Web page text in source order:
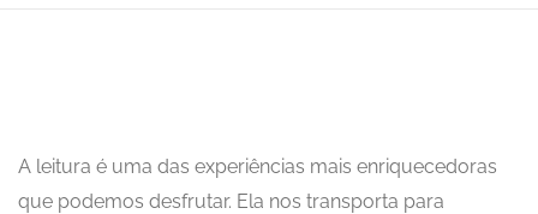
A leitura é uma das experiências mais enriquecedoras
que podemos desfrutar. Ela nos transporta para